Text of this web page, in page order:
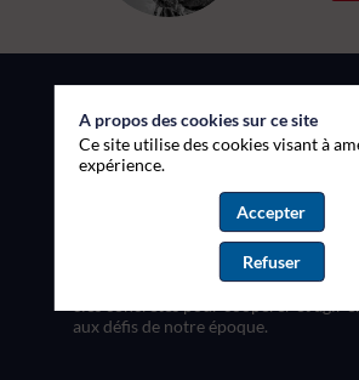
Description
de “Faire Tribu”, Hugo Paul consacre
comprendre ce qui fait la force des
travers ses immersions dans des
variées du monastère aux
décrypte les mécanismes du lien
aux défis de notre époque.
A propos des cookies sur ce site
Ce site utilise des cookies visant à
expérience.
Accepter
Refuser